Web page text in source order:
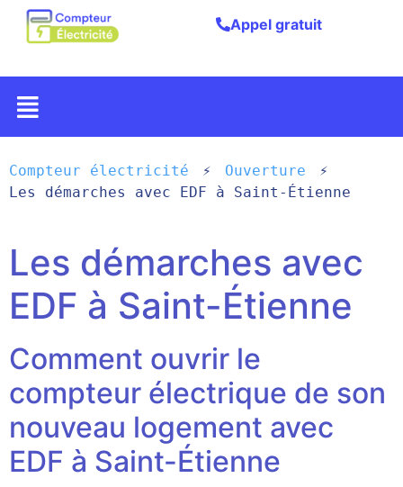
Appel gratuit
Compteur électricité
Ouverture
Les démarches avec EDF à Saint-Étienne
Les démarches avec
EDF à Saint-Étienne
Comment ouvrir le
compteur électrique de son
nouveau logement avec
EDF à Saint-Étienne